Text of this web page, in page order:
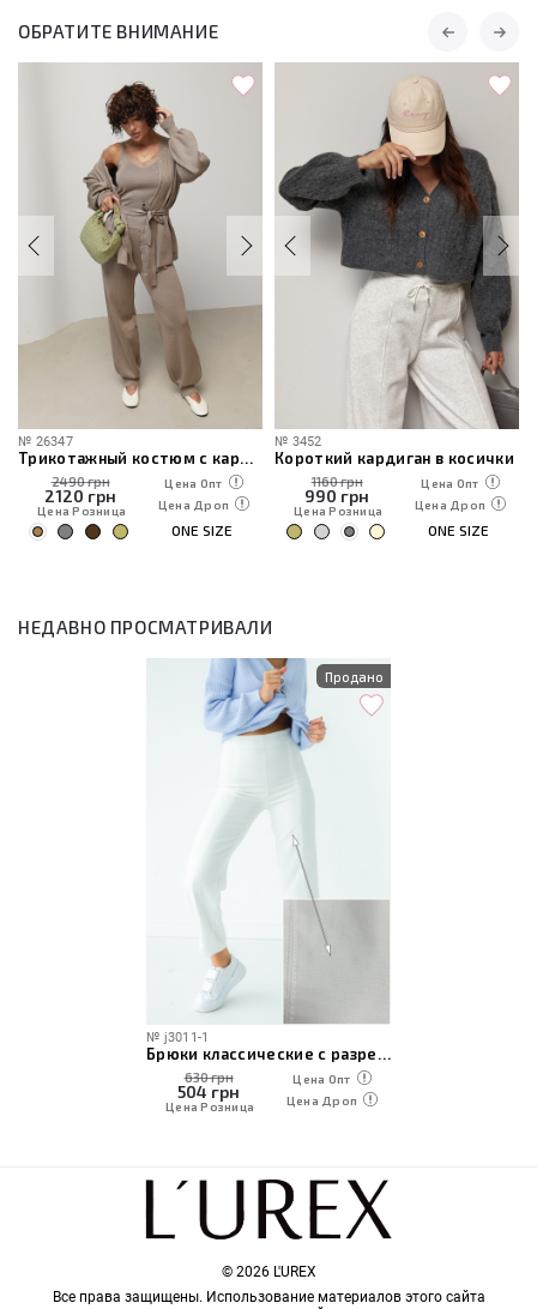
ОБРАТИТЕ ВНИМАНИЕ
№ 26347
Трикотажный костюм с кардиганом, топом и брюками
2490 грн
2120 грн
Цена Розница
Цена Опт
Цена Дроп
ONE SIZE
№ 3452
Короткий кардиган в косички
1160 грн
990 грн
Цена Розница
Цена Опт
Цена Дроп
ONE SIZE
НЕДАВНО ПРОСМАТРИВАЛИ
Продано
№ j3011-1
Брюки классические c разрезами по сниженной цене
630 грн
504 грн
Цена Розница
Цена Опт
Цена Дроп
© 2026 L'UREX
Все права защищены. Использование материалов этого сайта